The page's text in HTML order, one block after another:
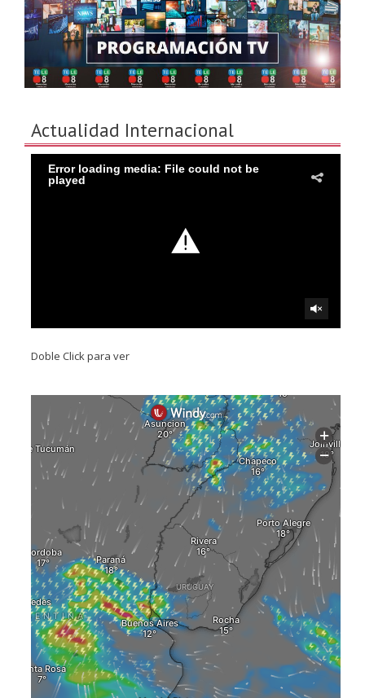
Actualidad Internacional
Doble Click para ver